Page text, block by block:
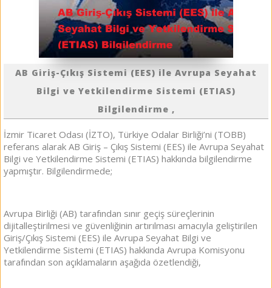
AB Giriş-Çıkış Sistemi (EES) ile Avrupa Seyahat
Bilgi ve Yetkilendirme Sistemi (ETIAS)
Bilgilendirme ,
İzmir Ticaret Odası (İZTO), Türkiye Odalar Birliği’ni (TOBB)
referans alarak AB Giriş – Çıkış Sistemi (EES) ile Avrupa Seyahat
Bilgi ve Yetkilendirme Sistemi (ETIAS) hakkında bilgilendirme
yapmıştır. Bilgilendirmede;
Avrupa Birliği (AB) tarafından sınır geçiş süreçlerinin
dijitalleştirilmesi ve güvenliğinin artırılması amacıyla geliştirilen
Giriş/Çıkış Sistemi (EES) ile Avrupa Seyahat Bilgi ve
Yetkilendirme Sistemi (ETIAS) hakkında Avrupa Komisyonu
tarafından son açıklamaların aşağıda özetlendiği,